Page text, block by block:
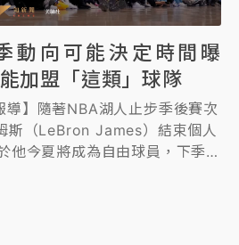
動向可能決定時間曝
加盟「這類」球隊
導】隨著NBA湖人止步季後賽次
斯（LeBron James）結束個人
他今夏將成為自由球員，下季動
在自己的播客節目《球場大
，透露可能做出決定的時間
盟重建球隊。